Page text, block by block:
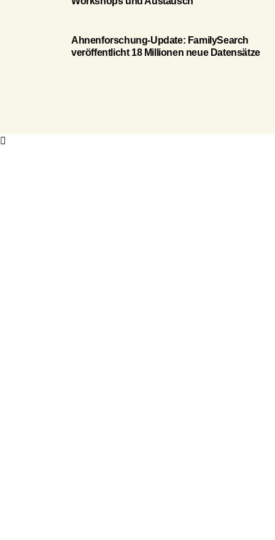
Ahnenforschung-Update: FamilySearch
veröffentlicht 18 Millionen neue Datensätze